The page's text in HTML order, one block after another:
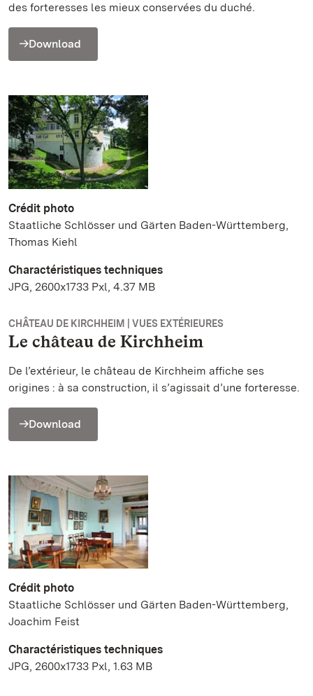
des forteresses les mieux conservées du duché.
Download
Crédit photo
Staatliche Schlösser und Gärten Baden-Württemberg,
Thomas Kiehl
Charactéristiques techniques
JPG, 2600x1733 Pxl, 4.37 MB
CHÂTEAU DE KIRCHHEIM | VUES EXTÉRIEURES
Le château de Kirchheim
De l’extérieur, le château de Kirchheim affiche ses
origines : à sa construction, il s’agissait d’une forteresse.
Download
Crédit photo
Staatliche Schlösser und Gärten Baden-Württemberg,
Joachim Feist
Charactéristiques techniques
JPG, 2600x1733 Pxl, 1.63 MB